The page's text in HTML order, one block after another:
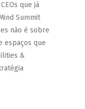
que já
Summit
não é sobre
espaços que
&